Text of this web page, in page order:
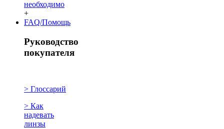
+
FAQ/Помощь
Руководство
покупателя
> Глоссарий
> Как
надевать
линзы